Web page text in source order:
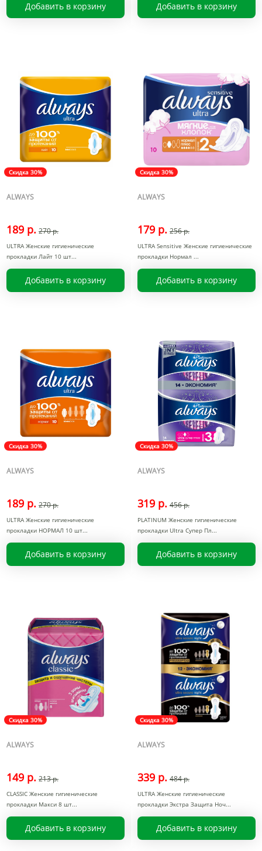
Добавить в корзину Добавить в корзину
Скидка 30%
ALWAYS
189 р. 270 р.
ULTRA Женские гигиенические
прокладки Лайт 10 шт
Добавить в корзину
Скидка 30%
ALWAYS
179 р. 256 р.
ULTRA Sensitive Женские гигиенические
прокладки Нормал
Добавить в корзину
Скидка 30%
ALWAYS
189 р. 270 р.
ULTRA Женские гигиенические
прокладки НОРМАЛ 10 шт
Добавить в корзину
Скидка 30%
ALWAYS
319 р. 456 р.
PLATINUM Женские гигиенические
прокладки Ultra Супер Пл
Добавить в корзину
Скидка 30%
ALWAYS
149 р. 213 р.
CLASSIC Женские гигиенические
прокладки Макси 8 шт
Добавить в корзину
Скидка 30%
ALWAYS
339 р. 484 р.
ULTRA Женские гигиенические
прокладки Экстра Защита Ноч
Добавить в корзину